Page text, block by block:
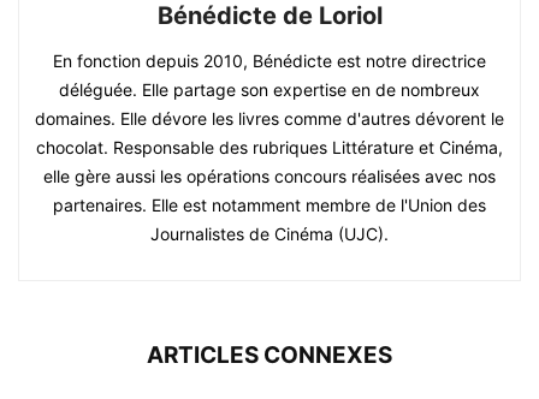
Bénédicte de Loriol
En fonction depuis 2010, Bénédicte est notre directrice
déléguée. Elle partage son expertise en de nombreux
domaines. Elle dévore les livres comme d'autres dévorent le
chocolat. Responsable des rubriques Littérature et Cinéma,
elle gère aussi les opérations concours réalisées avec nos
partenaires. Elle est notamment membre de l'Union des
Journalistes de Cinéma (UJC).
ARTICLES CONNEXES